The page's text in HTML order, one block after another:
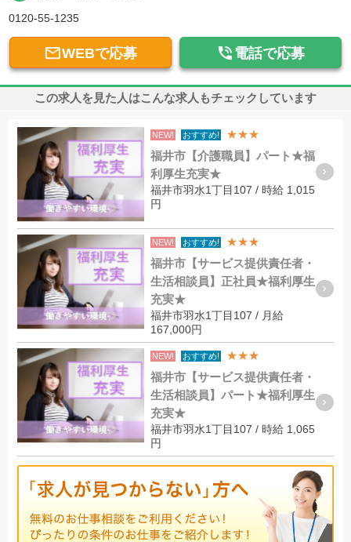
0120-55-1235
WEBで応募  電話で応募
この求人を見た人はこんな求人もチェックしています
NEW! おすすめ! ★★★
福井市【介護職員】パート★福
利厚生充実★
福井市羽水1丁目107 / 時給 1,015
円
NEW! おすすめ! ★★★
福井市【サービス提供責任者・
生活相談員】正社員★福利厚生
充実★
福井市羽水1丁目107 / 月給
167,000円
NEW! おすすめ! ★★★
福井市【サービス提供責任者・
生活相談員】パート★福利厚生
充実★
福井市羽水1丁目107 / 時給 1,065
円